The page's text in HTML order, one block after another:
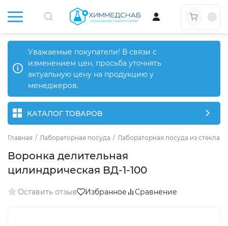
Уважаемые покупатели! В связи с
изменением цен, просьба уточнять
актуальную цену на продукцию у
менеджеров.
КАТАЛОГ ТОВАРОВ
Главная / Лабораторная посуда / Лабораторная посуда из стекла
Воронка делительная
цилиндрическая ВД-1-100
Оставить отзыв Избранное Сравнение